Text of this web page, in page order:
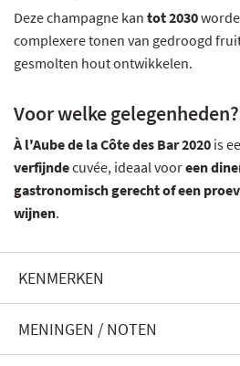
Deze champagne kan tot 2030
complexere tonen van gedroogd
gesmolten hout ontwikkelen.
Voor welke gelegenheden?
À l'Aube de la Côte des Bar 2020 is
verfijndecuvée, ideaal vooreen
gastronomisch gerecht of een
wijnen.
KENMERKEN
MENINGEN / NOTEN